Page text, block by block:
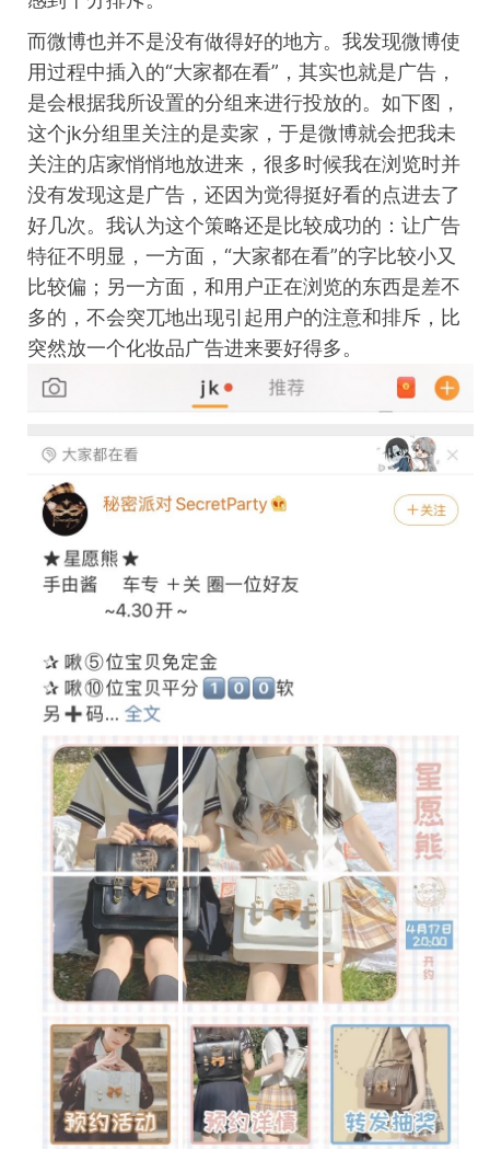
而微博也并不是没有做得好的地方。我发现微博使
用过程中插入的“大家都在看”，其实也就是广告，
是会根据我所设置的分组来进行投放的。如下图，
这个jk分组里关注的是卖家，于是微博就会把我未
关注的店家悄悄地放进来，很多时候我在浏览时并
没有发现这是广告，还因为觉得挺好看的点进去了
好几次。我认为这个策略还是比较成功的：让广告
特征不明显，一方面，“大家都在看”的字比较小又
比较偏；另一方面，和用户正在浏览的东西是差不
多的，不会突兀地出现引起用户的注意和排斥，比
突然放一个化妆品广告进来要好得多。